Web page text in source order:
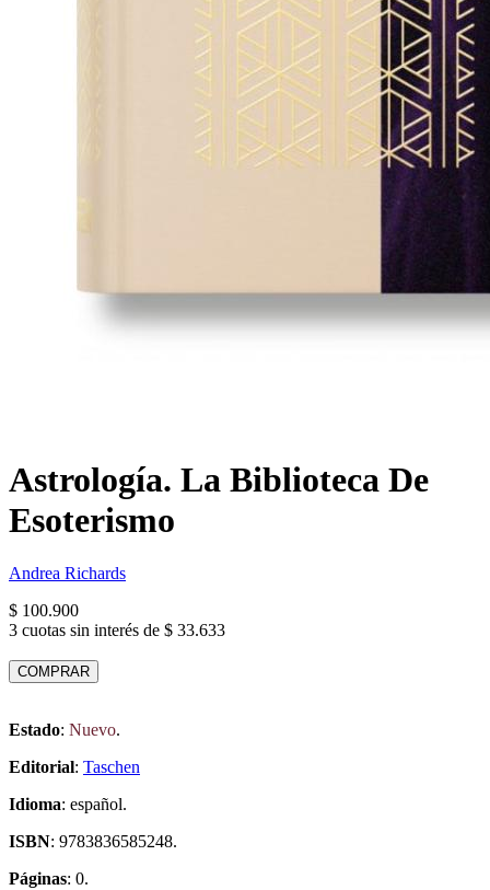
Astrología. La Biblioteca De
Esoterismo
Andrea Richards
$ 100.900
3 cuotas sin interés de $ 33.633
COMPRAR
Estado: Nuevo.
Editorial: Taschen
Idioma: español.
ISBN: 9783836585248.
Páginas: 0.